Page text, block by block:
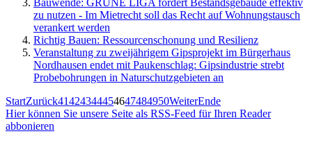
Bauwende: GRÜNE LIGA fordert Bestandsgebäude effektiv
zu nutzen - Im Mietrecht soll das Recht auf Wohnungstausch
verankert werden
Richtig Bauen: Ressourcenschonung und Resilienz
Veranstaltung zu zweijährigem Gipsprojekt im Bürgerhaus
Nordhausen endet mit Paukenschlag: Gipsindustrie strebt
Probebohrungen in Naturschutzgebieten an
StartZurück41424344454647484950WeiterEnde
Hier können Sie unsere Seite als RSS-Feed für Ihren Reader
abbonieren